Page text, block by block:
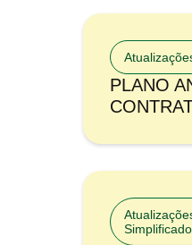
PLANO
Simplificado